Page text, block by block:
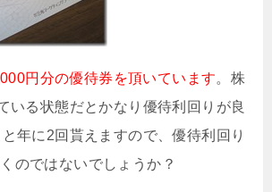
円分の優待券を頂いています。株
いる状態だとかなり優待利回りが良
年に2回貰えますので、優待利回り
のではないでしょうか？